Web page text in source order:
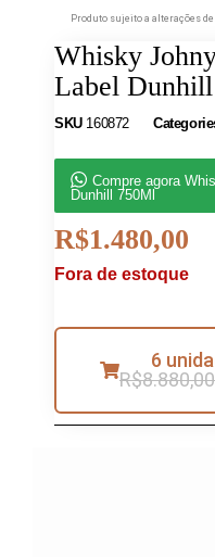
Produto sujeito a alterações
Whisky
Label
SKU 160872
Compre agora
Dunhill 750Ml
R$1.480,00
Fora de estoque
6
R$8.880,00